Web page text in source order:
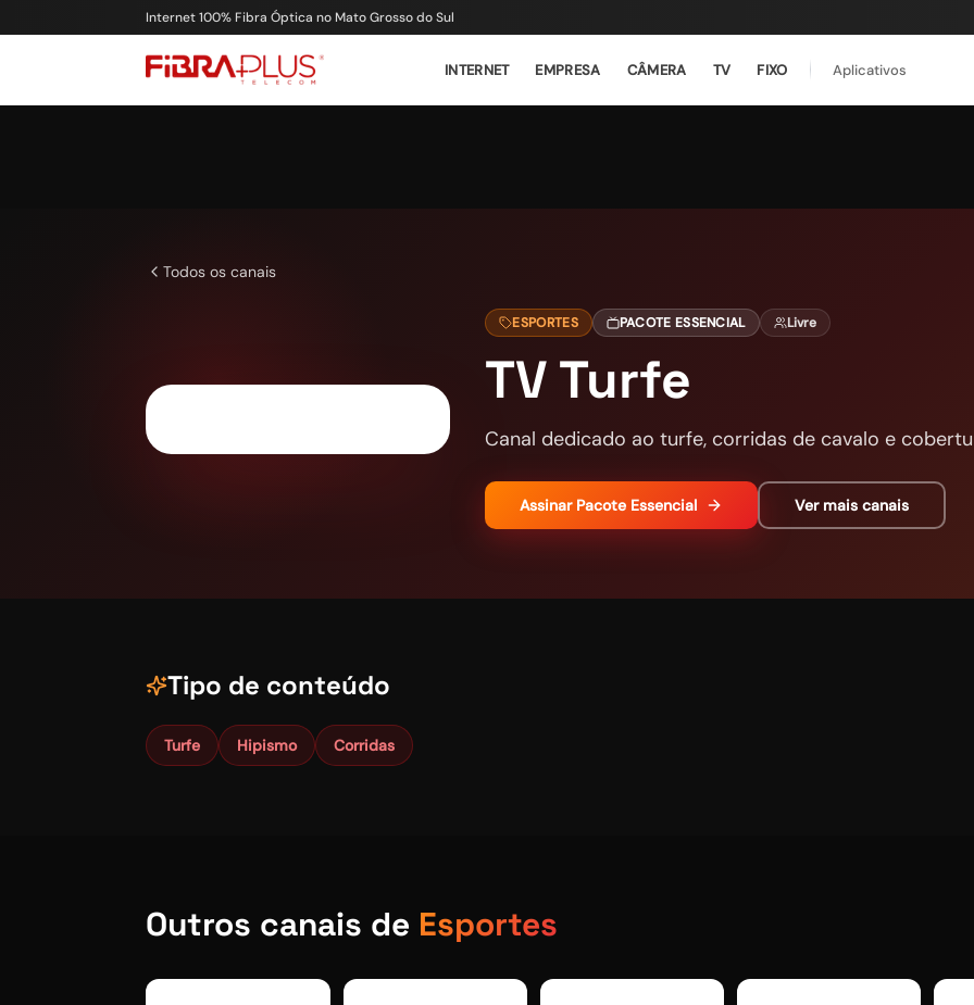
Internet 100% Fibra Óptica no Mato Grosso do Sul
INTERNET EMPRESA CÂMERA TV FIXO Aplicativos
Todos os canais
ESPORTES PACOTE ESSENCIAL Livre
TV Turfe
Canal dedicado ao turfe, corridas de cavalo e
Assinar Pacote Essencial Ver mais canais
Tipo de conteúdo
Turfe Hipismo Corridas
Outros canais de Esportes